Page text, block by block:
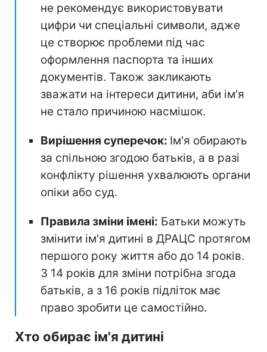
не рекомендує використовувати
цифри чи спеціальні символи, адже
це створює проблеми під час
оформлення паспорта та інших
документів. Також закликають
зважати на інтереси дитини, аби ім'я
не стало причиною насмішок.
Вирішення суперечок: Ім'я обирають
за спільною згодою батьків, а в разі
конфлікту рішення ухвалюють органи
опіки або суд.
Правила зміни імені: Батьки можуть
змінити ім'я дитині в ДРАЦС протягом
першого року життя або до 14 років.
З 14 років для зміни потрібна згода
батьків, а з 16 років підліток має
право зробити це самостійно.
Хто обирає ім'я дитині